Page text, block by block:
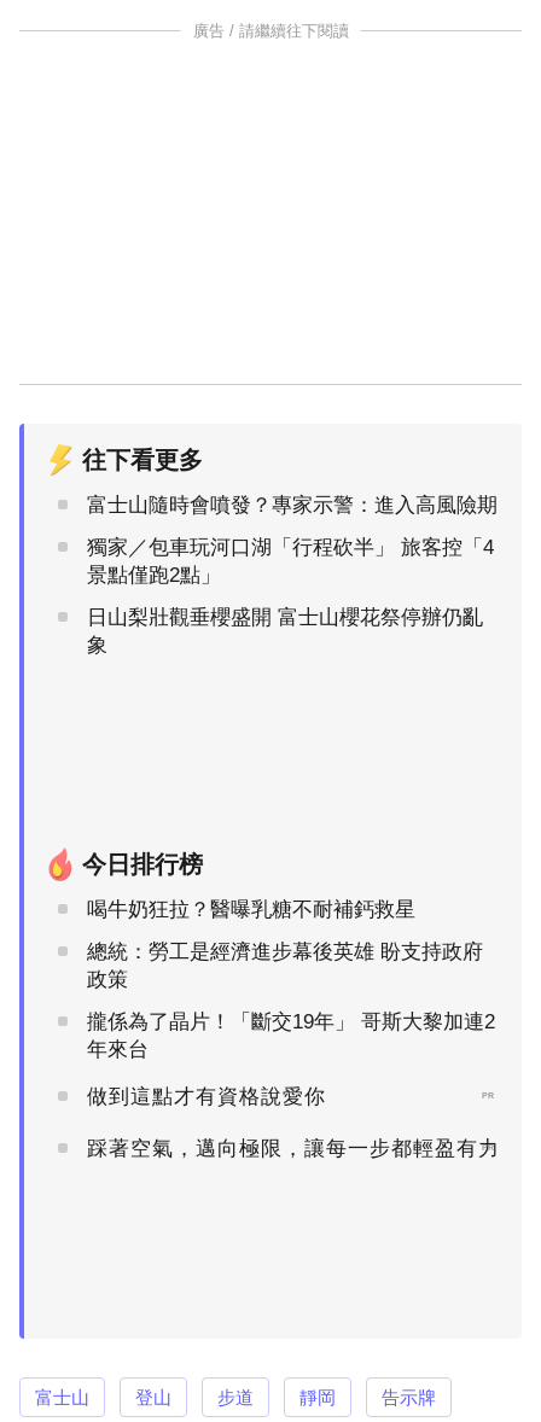
廣告 / 請繼續往下閱讀
往下看更多
富士山隨時會噴發？專家示警：進入高風險期
獨家／包車玩河口湖「行程砍半」 旅客控「4
景點僅跑2點」
日山梨壯觀垂櫻盛開 富士山櫻花祭停辦仍亂
象
今日排行榜
喝牛奶狂拉？醫曝乳糖不耐補鈣救星
總統：勞工是經濟進步幕後英雄 盼支持政府
政策
攏係為了晶片！「斷交19年」 哥斯大黎加連2
年來台
做到這點才有資格說愛你 PR
踩著空氣，邁向極限，讓每一步都輕盈有力
PR
富士山 登山 步道 靜岡 告示牌